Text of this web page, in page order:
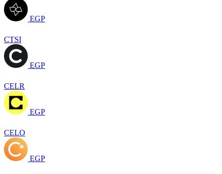
EGP
CTSI
EGP
CELR
EGP
CELO
EGP